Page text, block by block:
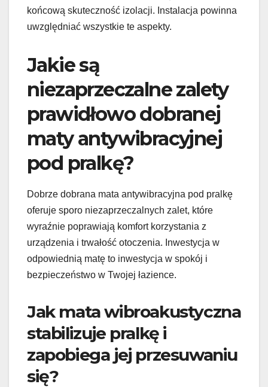
końcową skuteczność izolacji. Instalacja powinna
uwzględniać wszystkie te aspekty.
Jakie są
niezaprzeczalne zalety
prawidłowo dobranej
maty antywibracyjnej
pod pralkę?
Dobrze dobrana mata antywibracyjna pod pralkę
oferuje sporo niezaprzeczalnych zalet, które
wyraźnie poprawiają komfort korzystania z
urządzenia i trwałość otoczenia. Inwestycja w
odpowiednią matę to inwestycja w spokój i
bezpieczeństwo w Twojej łazience.
Jak mata wibroakustyczna
stabilizuje pralkę i
zapobiega jej przesuwaniu
się?